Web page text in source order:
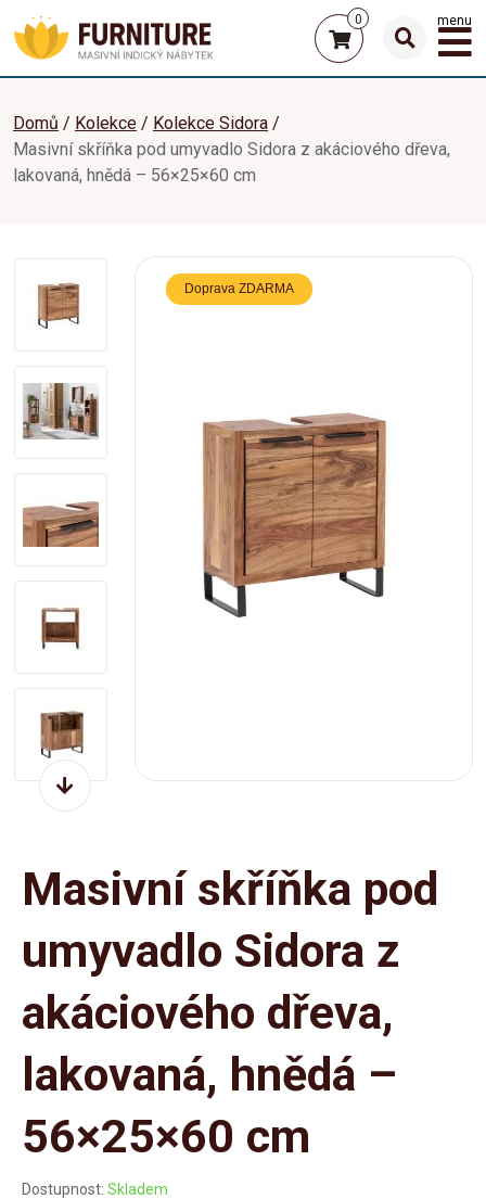
0 menu
Domů Kolekce
Kolekce Sidora
Masivní skříňka pod umyvadlo Sidora z akáciového dřeva,
lakovaná, hnědá – 56×25×60 cm
Doprava ZDARMA
Masivní skříňka pod
umyvadlo Sidora z
akáciového dřeva,
lakovaná, hnědá –
56×25×60 cm
Dostupnost: Skladem